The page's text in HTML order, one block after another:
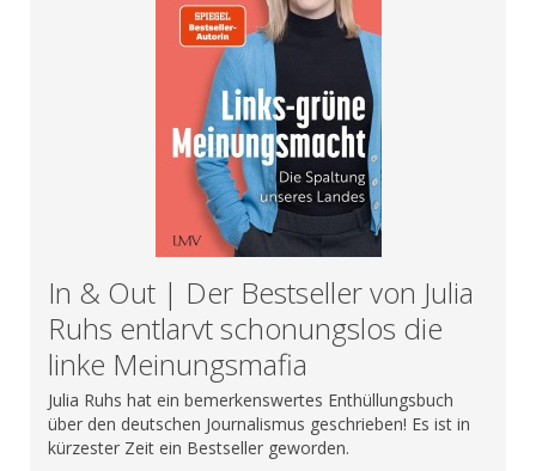
In & Out | Der Bestseller von Julia
Ruhs entlarvt schonungslos die
linke Meinungsmafia
Julia Ruhs hat ein bemerkenswertes Enthüllungsbuch
über den deutschen Journalismus geschrieben! Es ist in
kürzester Zeit ein Bestseller geworden.